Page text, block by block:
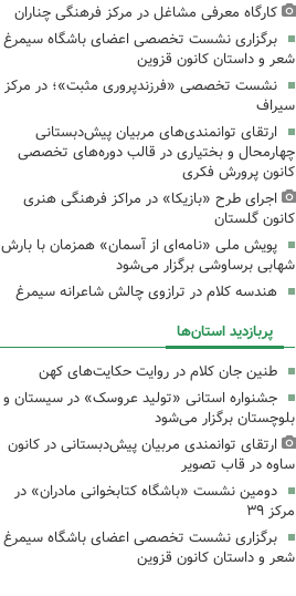
کارگاه معرفی مشاغل در مرکز فرهنگی چناران
برگزاری نشست تخصصی اعضای باشگاه سیمرغ
شعر و داستان کانون قزوین
نشست تخصصی «فرزندپروری مثبت»؛ در مرکز
سیراف
ارتقای توانمندی‌های مربیان پیش‌دبستانی
چهارمحال و بختیاری در قالب دوره‌های تخصصی
کانون پرورش فکری
اجرای طرح «بازیکا» در مراکز فرهنگی هنری
کانون گلستان
پویش ملی «نامه‌ای از آسمان» همزمان با بارش
شهابی برساوشی برگزار می‌شود
هندسه کلام در ترازوی چالش شاعرانه سیمرغ
پربازدید استان‌ها
طنین جان کلام در روایت حکایت‌های کهن
جشنواره استانی «تولید عروسک» در سیستان و
بلوچستان برگزار می‌شود
ارتقای توانمندی مربیان پیش‌دبستانی در کانون
ساوه در قاب تصویر
دومین نشست «باشگاه کتابخوانی مادران» در
مرکز ۳۹
برگزاری نشست تخصصی اعضای باشگاه سیمرغ
شعر و داستان کانون قزوین